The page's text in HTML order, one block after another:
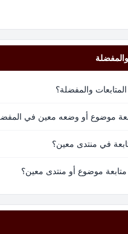
والمفضلة؟
موضوع أو وضعه معين في
في منتدى معين؟
موضوع أو منتدى معين؟